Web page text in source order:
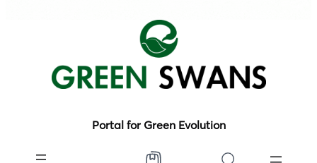
Portal for Green Evolution